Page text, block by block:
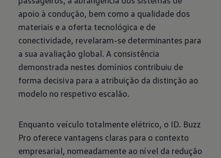
apoio à condução, bem como a qualidade dos
materiais e a oferta tecnológica e de
conectividade, revelaram-se determinantes para
a sua avaliação global. A consistência
demonstrada nestes domínios contribuiu de
forma decisiva para a atribuição da distinção ao
modelo no respetivo escalão.
Enquanto veículo totalmente elétrico, o ID. Buzz
Pro oferece vantagens claras para o contexto
empresarial, nomeadamente ao nível da redução